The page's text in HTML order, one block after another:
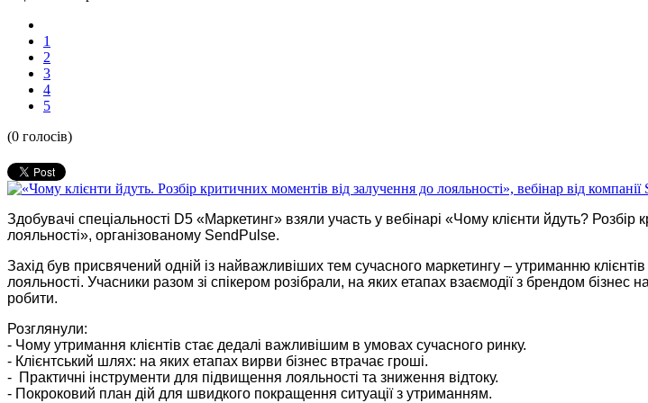
1
2
3
4
5
(0 голосів)
Здобувачі спеціальності D5 «Маркетинг» взяли участь у вебінарі «Чому клієнти йдуть? Розбір
лояльності», організованому SendPulse.
Захід був присвячений одній із найважливіших тем сучасного маркетингу – утриманню клієнтів
лояльності. Учасники разом зі спікером розібрали, на яких етапах взаємодії з брендом бізнес
робити.
Розглянули:
- Чому утримання клієнтів стає дедалі важливішим в умовах сучасного ринку.
- Клієнтський шлях: на яких етапах вирви бізнес втрачає гроші.
- Практичні інструменти для підвищення лояльності та зниження відтоку.
- Покроковий план дій для швидкого покращення ситуації з утриманням.